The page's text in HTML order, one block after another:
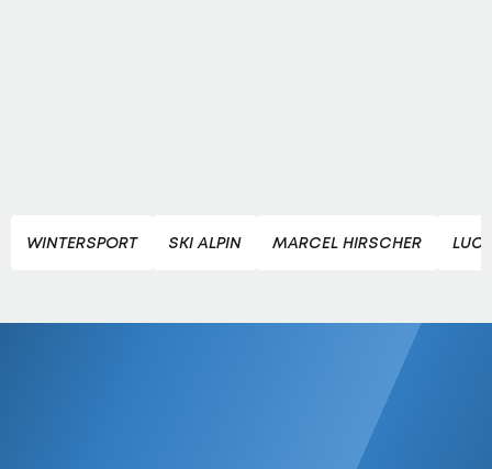
WINTERSPORT SKI ALPIN MARCEL HIRSCHER